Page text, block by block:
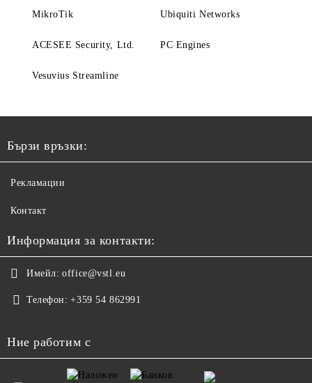
MikroTik Ubiquiti Networks
ACESEE Security, Ltd. PC Engines
Vesuvius Streamline
Бързи връзки:
Рекламации
Контакт
Информация за контакти:
Имейл: office@vstl.eu
Телефон: +359 54 862991
Ние работим с